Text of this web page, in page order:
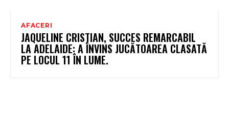
AFACERI
JAQUELINE CRISTIAN, SUCCES REMARCABIL
LA ADELAIDE: A ÎNVINS JUCĂTOAREA CLASATĂ
PE LOCUL 11 ÎN LUME.